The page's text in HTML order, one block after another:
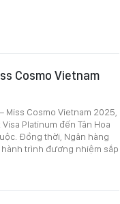
Cosmo Vietnam
Cosmo Vietnam 2025,
Platinum đến Tân Hoa
Đồng thời, Ngân hàng
trình đương nhiệm sắp